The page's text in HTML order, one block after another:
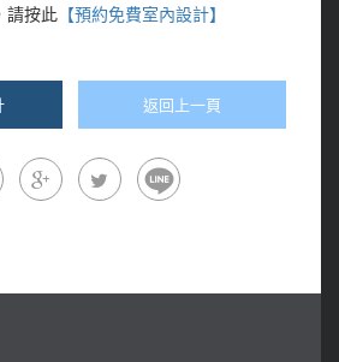
請按此【預約免費室內設計】
返回上一頁